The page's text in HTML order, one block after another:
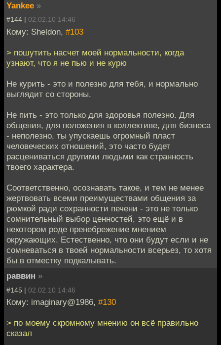
Yankee »
#144 | 02.02.10 14:46
Кому: Sheldon, #103
> пошутить насчет моей нормальности, когда
узнают, что я не пью и не курю
Не курить - это и полезно для тебя, и нормально
выглядит со стороны.
Не пить - это только для здоровья полезно. Для
общения, для положения в коллективе, для бизнеса
- неполезно, ты упускаешь огромный пласт
человеческих отношений, это часто будет
расцениваться другими людьми как странность
твоего характера.
Соответственно, осознавать такое, и тем не менее
жертвовать всеми преимуществами общения за
рюмкой ради сохранности печени - это не только
сомнительный выбор ценностей, это ещё и в
некотором роде пренебрежение мнением
окружающих. Естественно, что они будут если и не
сомневаться в твоей нормальности всерьез, то хотя
бы в отместку подкалывать.
раввин »
#145 | 02.02.10 14:46
Кому: imaginary@1986, #130
> по моему скромному мнению он всё правильно
сказал